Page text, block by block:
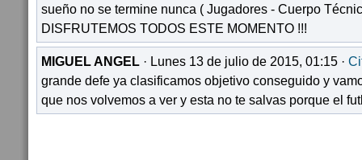
sueño no se termine nunca ( Jugadores - Cuerpo
DISFRUTEMOS TODOS ESTE MOMENTO !!!
MIGUEL ANGEL · Lunes 13 de julio de 2015, 01:15 ·
grande defe ya clasificamos objetivo conseguido y
que nos volvemos a ver y esta no te salvas porque el